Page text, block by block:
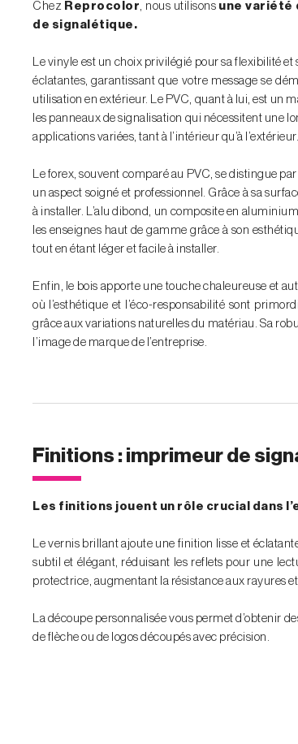
Chez Reprocolor, nous utilisons une variété
de signalétique.
Le vinyle est un choix privilégié pour sa flexibilité
éclatantes, garantissant que votre message se
utilisation en extérieur. Le PVC, quant à lui, est un
les panneaux de signalisation qui nécessitent une
applications variées, tant à l’intérieur qu’à l’extérieur.
Le forex, souvent comparé au PVC, se distingue
un aspect soigné et professionnel. Grâce à sa
à installer. L’alu dibond, un composite en
les enseignes haut de gamme grâce à son
tout en étant léger et facile à installer.
Enfin, le bois apporte une touche chaleureuse et
où l’esthétique et l’éco-responsabilité sont
grâce aux variations naturelles du matériau. Sa
l’image de marque de l’entreprise.
Finitions : imprimeur de
Les finitions jouent un rôle crucial dans
Le vernis brillant ajoute une finition lisse et
subtil et élégant, réduisant les reflets pour une
protectrice, augmentant la résistance aux rayures
La découpe personnalisée vous permet d’obtenir
de flèche ou de logos découpés avec précision.